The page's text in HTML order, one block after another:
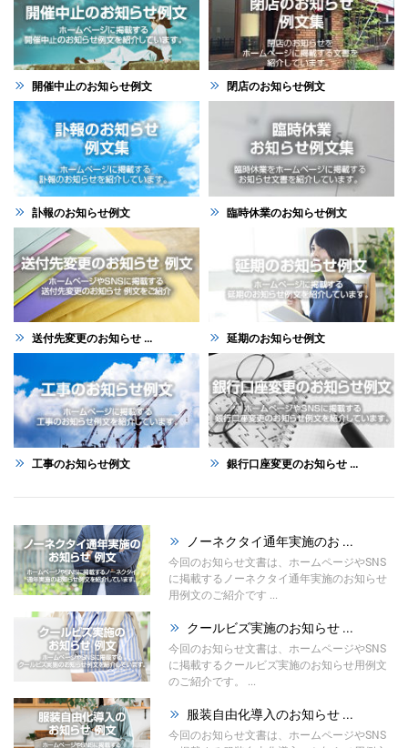
開催中止のお知らせ例文 閉店のお知らせ例文
訃報のお知らせ例文 臨時休業のお知らせ例文
送付先変更のお知らせ ... 延期のお知らせ例文
工事のお知らせ例文 銀行口座変更のお知らせ ...
ノーネクタイ通年実施のお ...
今回のお知らせ文書は、ホームページやSNS
に掲載するノーネクタイ通年実施のお知らせ
用例文のご紹介です ...
クールビズ実施のお知らせ ...
今回のお知らせ文書は、ホームページやSNS
に掲載するクールビズ実施のお知らせ用例文
のご紹介です。 ...
服装自由化導入のお知らせ ...
今回のお知らせ文書は、ホームページやSNS